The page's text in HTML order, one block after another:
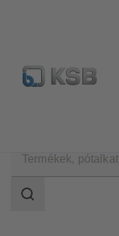
Hírlevél
tartomány
Keresési